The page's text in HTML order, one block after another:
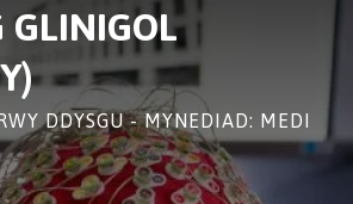
GLINIGOL
DDYSGU - MYNEDIAD: MEDI